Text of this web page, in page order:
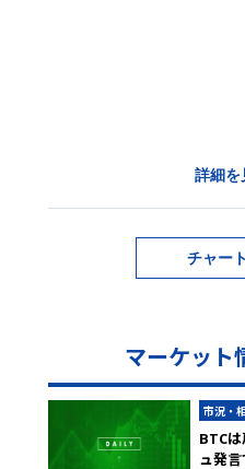
詳細を
チャー
マーケット
市況・
BTC
ュ発